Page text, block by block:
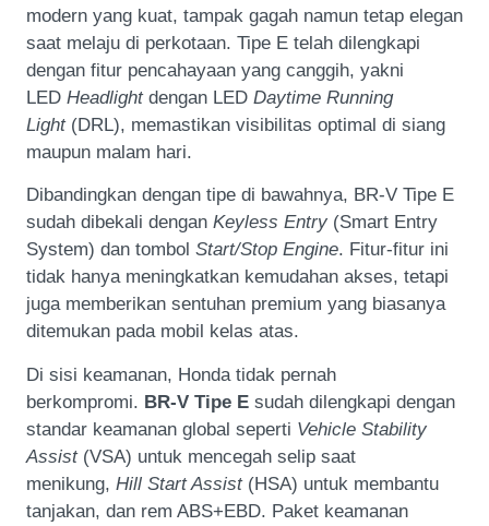
modern yang kuat, tampak gagah namun tetap elegan
saat melaju di perkotaan. Tipe E telah dilengkapi
dengan fitur pencahayaan yang canggih, yakni
LED Headlightdengan LED Daytime Running
Light(DRL), memastikan visibilitas optimal di siang
maupun malam hari.
Dibandingkan dengan tipe di bawahnya, BR-V Tipe E
sudah dibekali dengan Keyless Entry (Smart Entry
System) dan tombol Start/Stop Engine. Fitur-fitur ini
tidak hanya meningkatkan kemudahan akses, tetapi
juga memberikan sentuhan premium yang biasanya
ditemukan pada mobil kelas atas.
Di sisi keamanan, Honda tidak pernah
berkompromi. BR-V Tipe E sudah dilengkapi dengan
standar keamanan global seperti Vehicle Stability
Assist(VSA) untuk mencegah selip saat
menikung, Hill Start Assist(HSA) untuk membantu
tanjakan, dan rem ABS+EBD. Paket keamanan